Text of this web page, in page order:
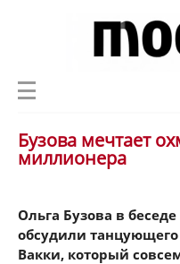
Бузова мечтает
миллионера
Ольга Бузова в
обсудили
Вакки, который